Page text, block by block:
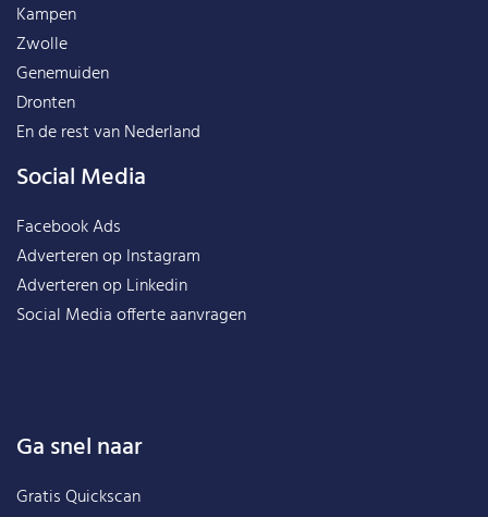
Kampen
Zwolle
Genemuiden
Dronten
En de rest vanNederland
Social Media
Facebook Ads
Adverteren op Instagram
Adverteren op Linkedin
Social Media offerte aanvragen
Ga snel naar
Gratis Quickscan